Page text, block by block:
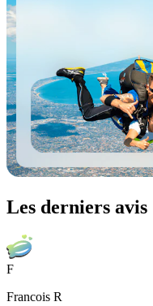
Les derniers avis
F
Francois R